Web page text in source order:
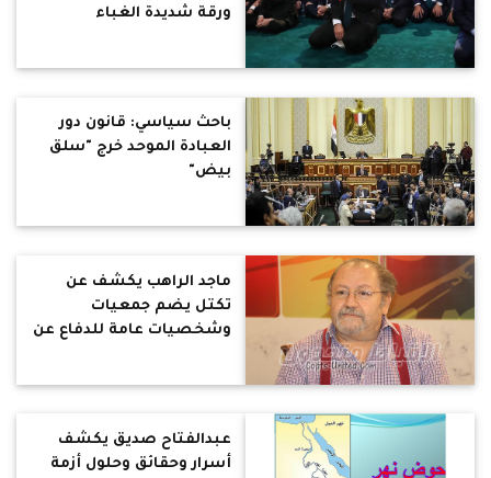
ورقة شديدة الغباء
باحث سياسي: قانون دور
العبادة الموحد خرج "سلق
بيض"
ماجد الراهب يكشف عن
تكتل يضم جمعيات
وشخصيات عامة للدفاع عن
عبدالفتاح صديق يكشف
أسرار وحقائق وحلول أزمة